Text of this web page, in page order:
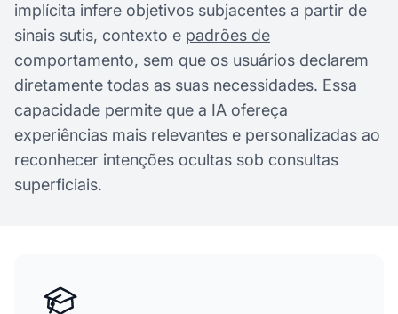
implícita infere objetivos subjacentes a partir de
sinais sutis, contexto e padrões de
comportamento, sem que os usuários declarem
diretamente todas as suas necessidades. Essa
capacidade permite que a IA ofereça
experiências mais relevantes e personalizadas ao
reconhecer intenções ocultas sob consultas
superficiais.